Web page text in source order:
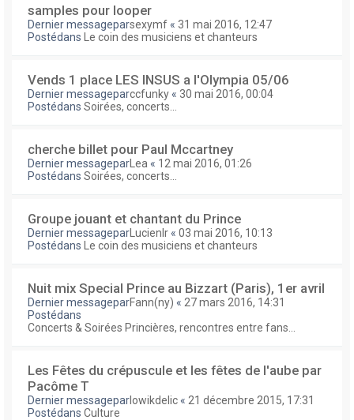
samples pour looper
Dernier messageparsexymf « 31 mai 2016, 12:47
Postédans
Le coin des musiciens et chanteurs
Vends 1 place LES INSUS a l'Olympia 05/06
Dernier messageparccfunky « 30 mai 2016, 00:04
Postédans Soirées, concerts...
cherche billet pour Paul Mccartney
Dernier messagepar Lea « 12 mai 2016, 01:26
Postédans Soirées, concerts...
Groupe jouant et chantant du Prince
Dernier messagepar Lucienlr « 03 mai 2016, 10:13
Postédans
Le coin des musiciens et chanteurs
Nuit mix Special Prince au Bizzart (Paris), 1er avril
Dernier messageparFann(ny) « 27 mars 2016, 14:31
Postédans
Concerts & Soirées Princières, rencontres entre fans...
Les Fêtes du crépuscule et les fêtes de l'aube par
Pacôme T
Dernier messageparlowikdelic « 21 décembre 2015, 17:31
Postédans Culture